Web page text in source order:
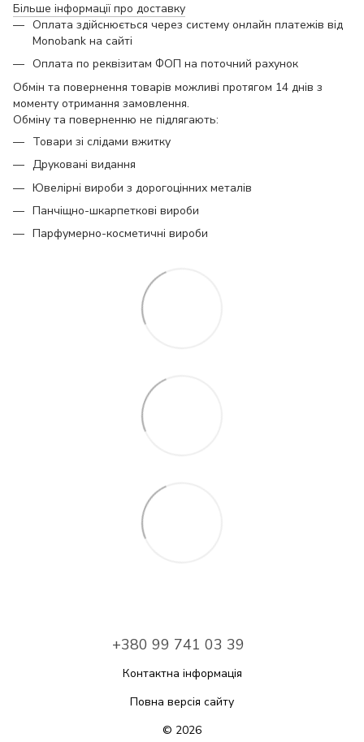
Більше інформації про доставку
Оплата здійснюється через систему онлайн платежів від
Monobank на сайті
Оплата по реквізитам ФОП на поточний рахунок
Обмін та повернення товарів можливі протягом 14 днів з
моменту отримання замовлення.
Обміну та поверненню не підлягають:
Товари зі слідами вжитку
Друковані видання
Ювелірні вироби з дорогоцінних металів
Панчіщно-шкарпеткові вироби
Парфумерно-косметичні вироби
+380 99 741 03 39
Контактна інформація
Повна версія сайту
© 2026